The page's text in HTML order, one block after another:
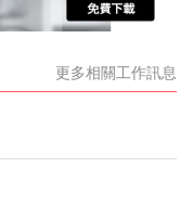
更多相關工作訊息